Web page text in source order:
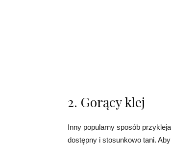
2. Gorący klej
Inny popularny sposób
dostępny i stosunkowo tani.